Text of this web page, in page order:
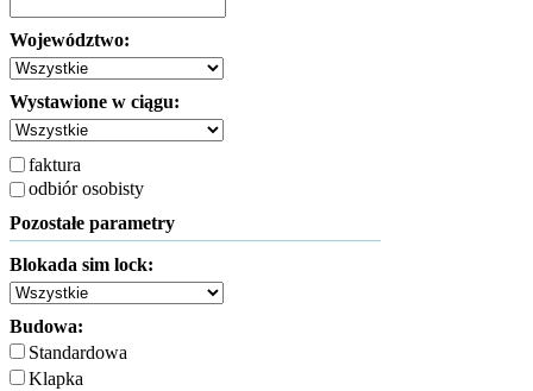
Województwo:
Wystawione w ciągu:
faktura
odbiór osobisty
Pozostałe parametry
Blokada sim lock:
Budowa:
Standardowa
Klapka